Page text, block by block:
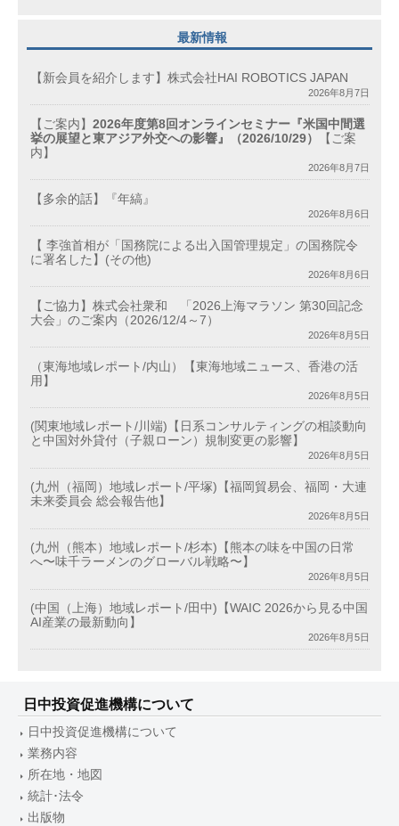
最新情報
【新会員を紹介します】株式会社HAI ROBOTICS JAPAN
2026年8月7日
【ご案内】 2026年度第8回オンラインセミナー『米国中間選
挙の展望と東アジア外交への影響』（2026/10/29）
【ご案
内】
2026年8月7日
【多余的話】『年縞』
2026年8月6日
【 李強首相が「国務院による出入国管理規定」の国務院令
に署名した】(その他)
2026年8月6日
【ご協力】株式会社衆和 「2026上海マラソン 第30回記念
大会」のご案内（2026/12/4～7）
2026年8月5日
（東海地域レポート/内山）【東海地域ニュース、香港の活
用】
2026年8月5日
(関東地域レポート/川端)【日系コンサルティングの相談動向
と中国対外貸付（子親ローン）規制変更の影響】
2026年8月5日
(九州（福岡）地域レポート/平塚)【福岡貿易会、福岡・大連
未来委員会 総会報告他】
2026年8月5日
(九州（熊本）地域レポート/杉本)【熊本の味を中国の日常
へ〜味千ラーメンのグローバル戦略〜】
2026年8月5日
(中国（上海）地域レポート/田中)【WAIC 2026から見る中国
AI産業の最新動向】
2026年8月5日
日中投資促進機構について
日中投資促進機構について
業務内容
所在地・地図
統計･法令
出版物